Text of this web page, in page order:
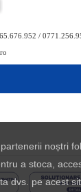
/
noștri
a stoca,
dvs. pe acest